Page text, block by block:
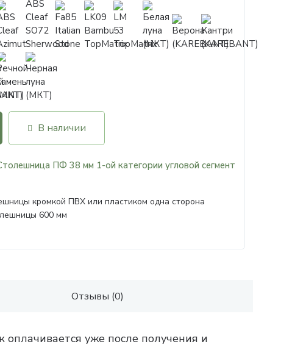
В наличии
ПФ 38 мм 1-ой категории угловой сегмент
кромкой ПВХ или пластиком одна сторона
600 мм
Отзывы (0)
уже после получения и